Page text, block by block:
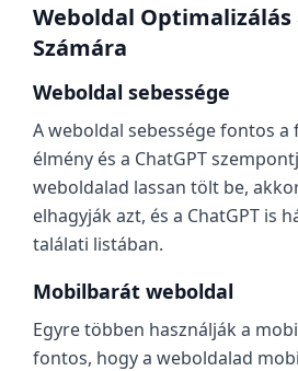
Weboldal Optimalizálás
Számára
Weboldal sebessége
A weboldal sebessége fontos a
élmény és a ChatGPT
weboldalad lassan tölt be,
elhagyják azt, és a ChatGPT is
találati listában.
Mobilbarát weboldal
Egyre többen használják a
fontos, hogy a weboldalad